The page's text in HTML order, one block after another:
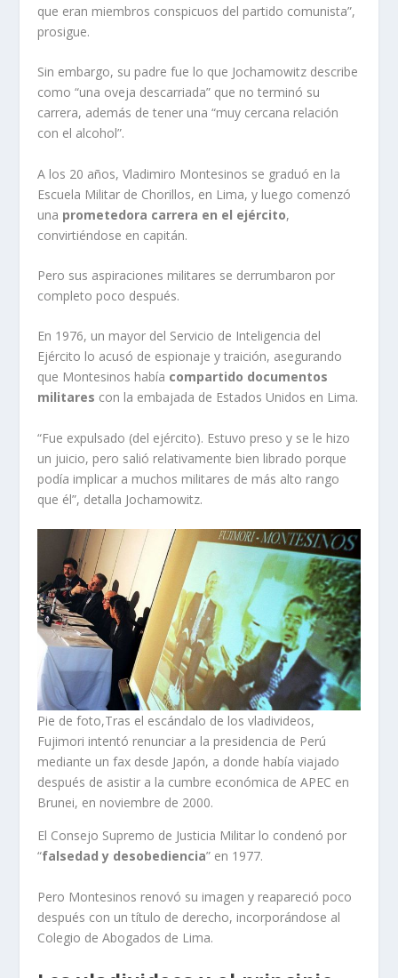
que eran miembros conspicuos del partido comunista”,
prosigue.
Sin embargo, su padre fue lo que Jochamowitz describe
como “una oveja descarriada” que no terminó su
carrera, además de tener una “muy cercana relación
con el alcohol”.
A los 20 años, Vladimiro Montesinos se graduó en la
Escuela Militar de Chorillos, en Lima, y luego comenzó
una prometedora carrera en el ejército,
convirtiéndose en capitán.
Pero sus aspiraciones militares se derrumbaron por
completo poco después.
En 1976, un mayor del Servicio de Inteligencia del
Ejército lo acusó de espionaje y traición, asegurando
que Montesinos había compartido documentos
militares con la embajada de Estados Unidos en Lima.
“Fue expulsado (del ejército). Estuvo preso y se le hizo
un juicio, pero salió relativamente bien librado porque
podía implicar a muchos militares de más alto rango
que él”, detalla Jochamowitz.
Pie de foto,Tras el escándalo de los vladivideos,
Fujimori intentó renunciar a la presidencia de Perú
mediante un fax desde Japón, a donde había viajado
después de asistir a la cumbre económica de APEC en
Brunei, en noviembre de 2000.
El Consejo Supremo de Justicia Militar lo condenó por
“falsedad y desobediencia” en 1977.
Pero Montesinos renovó su imagen y reapareció poco
después con un título de derecho, incorporándose al
Colegio de Abogados de Lima.